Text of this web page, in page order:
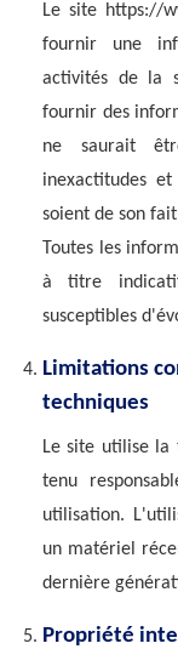
Le site https://
fournir une
activités de la
fournir des
ne saurait
inexactitudes
soient de son
Toutes les
à titre
susceptibles
Limitations
techniques
Le site utilise la
tenu
utilisation.
un matériel
dernière
Propriété